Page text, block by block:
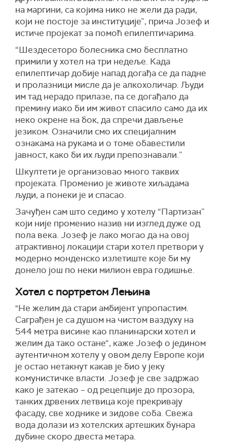
на маргини, са којима нико не жели да ради,
који не постоје за институције”, прича Јозеф и
истиче пројекат за помоћ епилептичарима.
“Шездесеторо болесника смо бесплатно
примили у хотел на три недеље. Када
епилептичар добије напад догађа се да падне
и пролазници мисле да је алкохоличар. Људи
им тад нерадо прилазе, па се догађало да
премину иако би им живот спасило само да их
неко окрене на бок, да спречи дављење
језиком. Означили смо их специјалним
ознакама на рукама и о томе обавестили
јавност, како би их људи препознавали.”
Шкултети је организовао много таквих
пројеката. Променио је животе хиљадама
људи, а понеки је и спасао.
Зачуђен сам што седимо у хотелу “Партизан”
који није променио назив ни изглед дуже од
пола века. Јозеф је лако могао да на овој
атрактивној локацији стари хотел претвори у
модерно монденско излетиште које би му
донело још по неки милион евра годишње.
Хотел с портретом Лењина
"Не желим да стари амбијент упропастим.
Саграђен је са душом на чистом ваздуху на
544 метра висине као планинарски хотел и
желим да тако остане“, каже Јозеф о једином
аутентичном хотелу у овом делу Европе који
је остао нетакнут какав је био у јеку
комунистичке власти. Јозеф је све задржао
како је затекао – од рецепције до прозора,
танких дрвених летвица које прекривају
фасаду, све ходнике и зидове соба. Свежа
вода долази из хотелских артешких бунара
дубине скоро двеста метара.